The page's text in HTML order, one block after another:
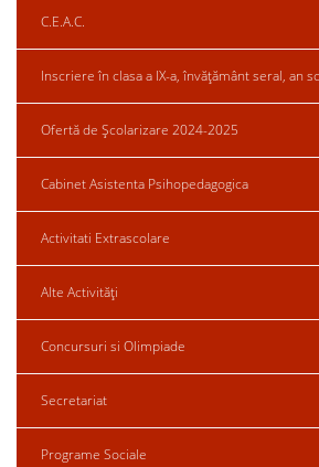
C.E.A.C.
Inscriere în clasa a IX-a, învățământ seral, an
Ofertă de Școlarizare 2024-2025
Cabinet Asistenta Psihopedagogica
Activitati Extrascolare
Alte Activități
Concursuri si Olimpiade
Secretariat
Programe Sociale